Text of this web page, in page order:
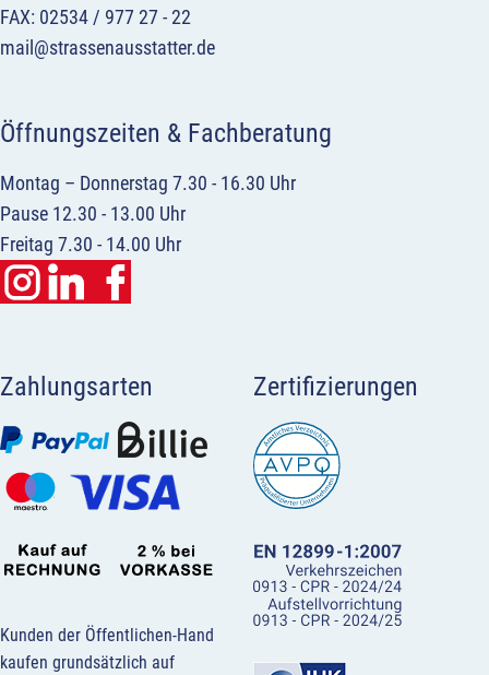
FAX: 02534 / 977 27 - 22
mail@strassenausstatter.de
Öffnungszeiten & Fachberatung
Montag – Donnerstag 7.30 - 16.30 Uhr
Pause 12.30 - 13.00 Uhr
Freitag 7.30 - 14.00 Uhr
Zahlungsarten
Kunden der Öffentlichen-Hand
kaufen grundsätzlich auf
Zertifizierungen